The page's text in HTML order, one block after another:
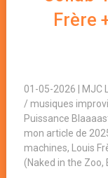
Frère
01-05-2026 | MJC
/ musiques
Puissance
mon article de
machines, Louis
(Naked in the Zoo,